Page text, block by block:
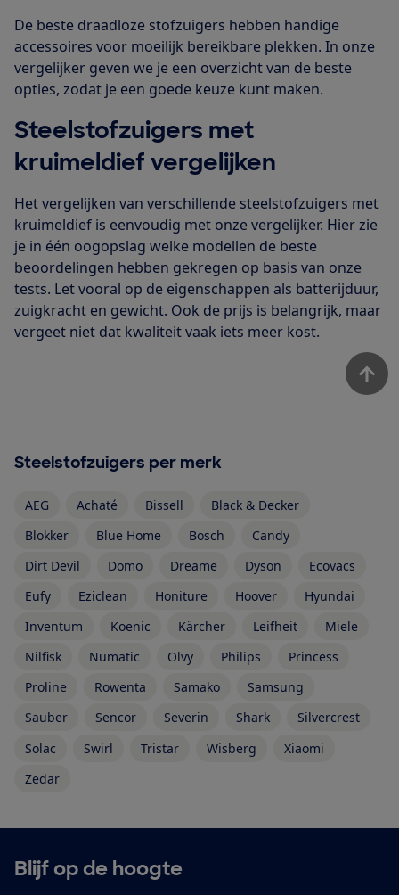
De beste draadloze stofzuigers hebben handige
accessoires voor moeilijk bereikbare plekken. In onze
vergelijker geven we je een overzicht van de beste
opties, zodat je een goede keuze kunt maken.
Steelstofzuigers met
kruimeldief vergelijken
Het vergelijken van verschillende steelstofzuigers met
kruimeldief is eenvoudig met onze vergelijker. Hier zie
je in één oogopslag welke modellen de beste
beoordelingen hebben gekregen op basis van onze
tests. Let vooral op de eigenschappen als batterijduur,
zuigkracht en gewicht. Ook de prijs is belangrijk, maar
vergeet niet dat kwaliteit vaak iets meer kost.
Steelstofzuigers per merk
AEG Achaté Bissell
Black & Decker
Blokker
Blue Home Bosch
Candy
Dirt Devil
Domo Dreame Dyson
Ecovacs
Eufy
Eziclean Honiture Hoover
Hyundai
Inventum
Koenic Kärcher Leifheit
Miele
Nilfisk
Numatic Olvy Philips
Princess
Proline
Rowenta Samako
Samsung
Sauber
Sencor Severin Shark
Silvercrest
Solac
Swirl Tristar Wisberg
Xiaomi
Zedar
Blijf op de hoogte